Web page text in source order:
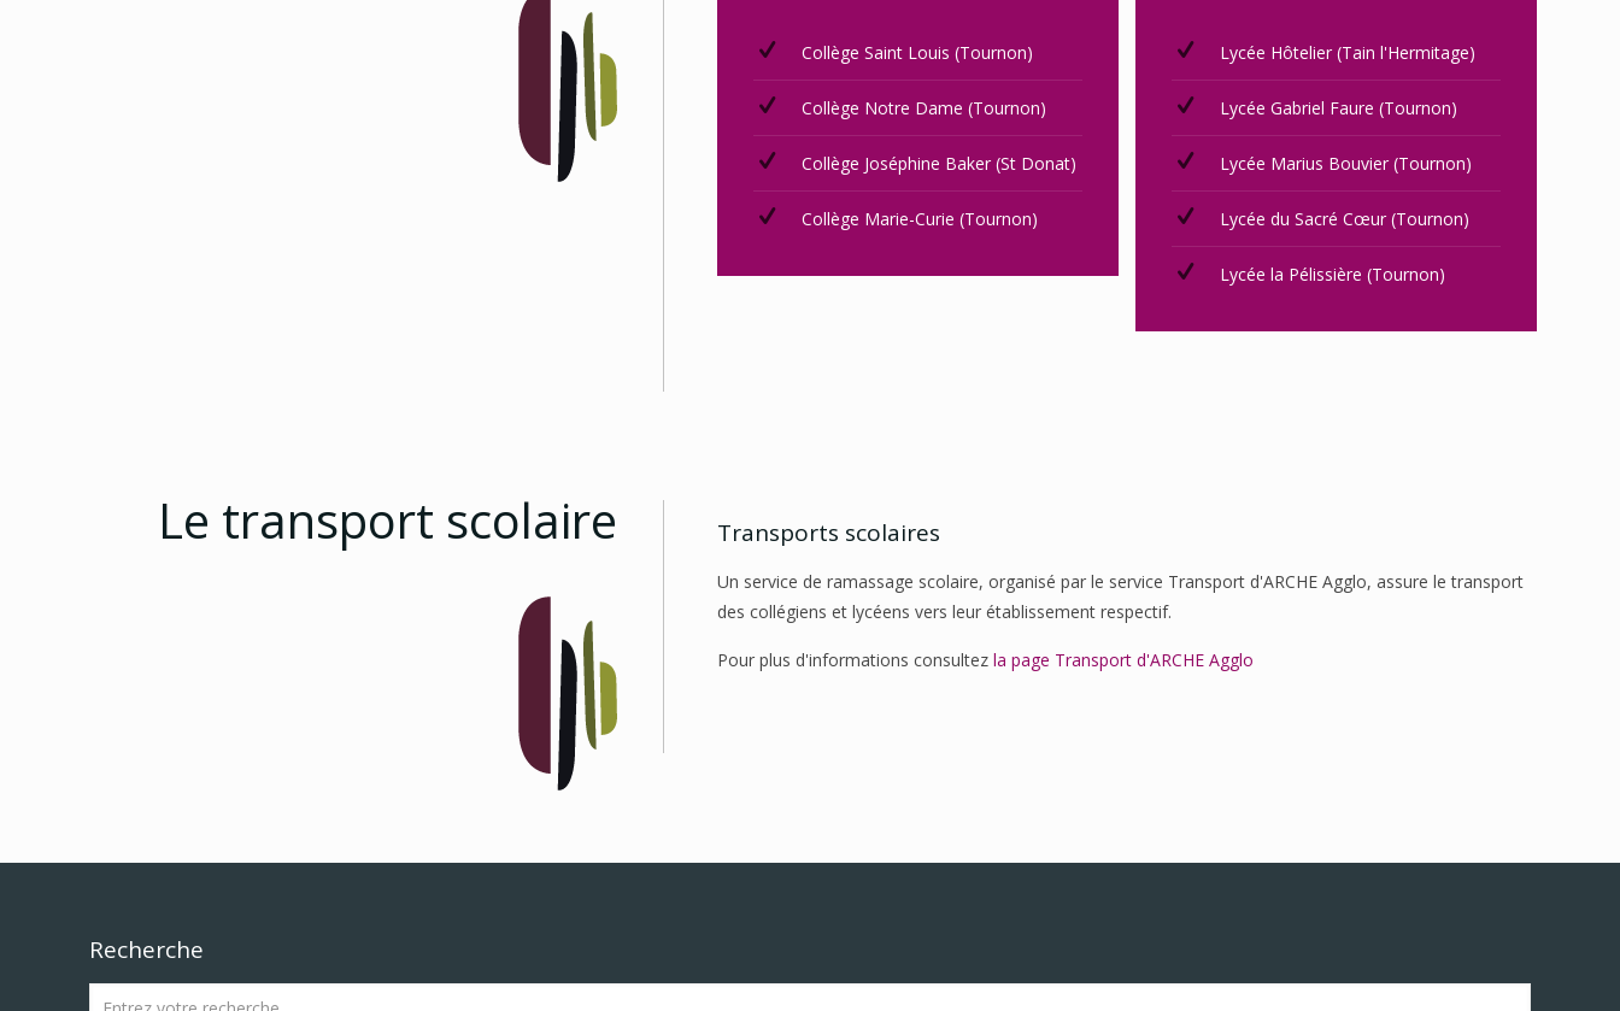
Collège Saint Louis (Tournon)
Collège Notre Dame (Tournon)
Collège Joséphine Baker (St Donat)
Collège Marie-Curie (Tournon)
Lycée Hôtelier (Tain l'Hermitage)
Lycée Gabriel Faure (Tournon)
Lycée Marius Bouvier (Tournon)
Lycée du Sacré Cœur (Tournon)
Lycée la Pélissière (Tournon)
Le transport scolaire Transports scolaires
Un service de ramassage scolaire, organisé par le service Transport d'ARCHE Agglo, assure le transport
des collégiens et lycéens vers leur établissement respectif.
Pour plus d'informations consultez la page Transport d'ARCHE Agglo
Recherche